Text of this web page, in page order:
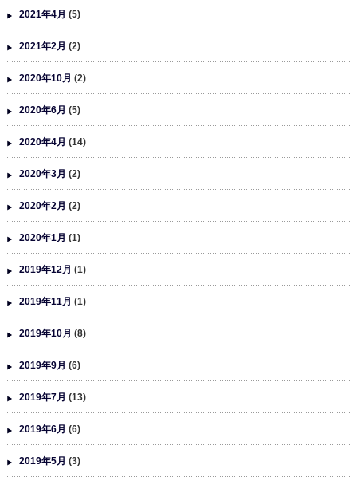
2021年4月 (5)
2021年2月 (2)
2020年10月 (2)
2020年6月 (5)
2020年4月 (14)
2020年3月 (2)
2020年2月 (2)
2020年1月 (1)
2019年12月 (1)
2019年11月 (1)
2019年10月 (8)
2019年9月 (6)
2019年7月 (13)
2019年6月 (6)
2019年5月 (3)